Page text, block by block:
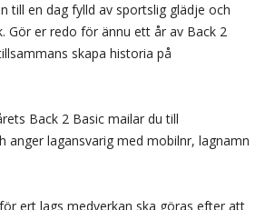
till en dag fylld av sportslig glädje och
Gör er redo för ännu ett år av Back 2
skapa historia på
Back 2 Basic mailar du till
anger lagansvarig med mobilnr, lagnamn
ert lags medverkan ska göras efter att